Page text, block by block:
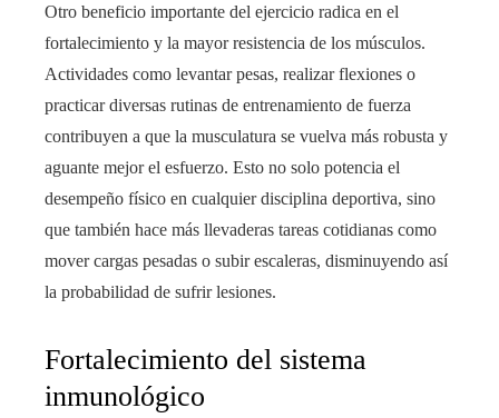
Otro beneficio importante del ejercicio radica en el
fortalecimiento y la mayor resistencia de los músculos.
Actividades como levantar pesas, realizar flexiones o
practicar diversas rutinas de entrenamiento de fuerza
contribuyen a que la musculatura se vuelva más robusta y
aguante mejor el esfuerzo. Esto no solo potencia el
desempeño físico en cualquier disciplina deportiva, sino
que también hace más llevaderas tareas cotidianas como
mover cargas pesadas o subir escaleras, disminuyendo así
la probabilidad de sufrir lesiones.
Fortalecimiento del sistema
inmunológico